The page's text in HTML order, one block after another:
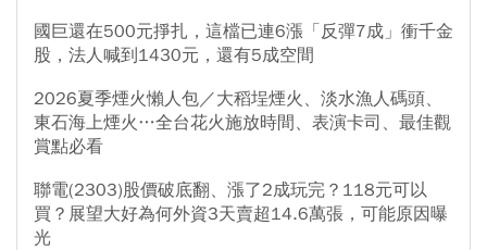
國巨還在500元掙扎，這檔已連6漲「反彈7成」衝千金
股，法人喊到1430元，還有5成空間
2026夏季煙火懶人包／大稻埕煙火、淡水漁人碼頭、
東石海上煙火…全台花火施放時間、表演卡司、最佳觀
賞點必看
聯電(2303)股價破底翻、漲了2成玩完？118元可以
買？展望大好為何外資3天賣超14.6萬張，可能原因曝
光